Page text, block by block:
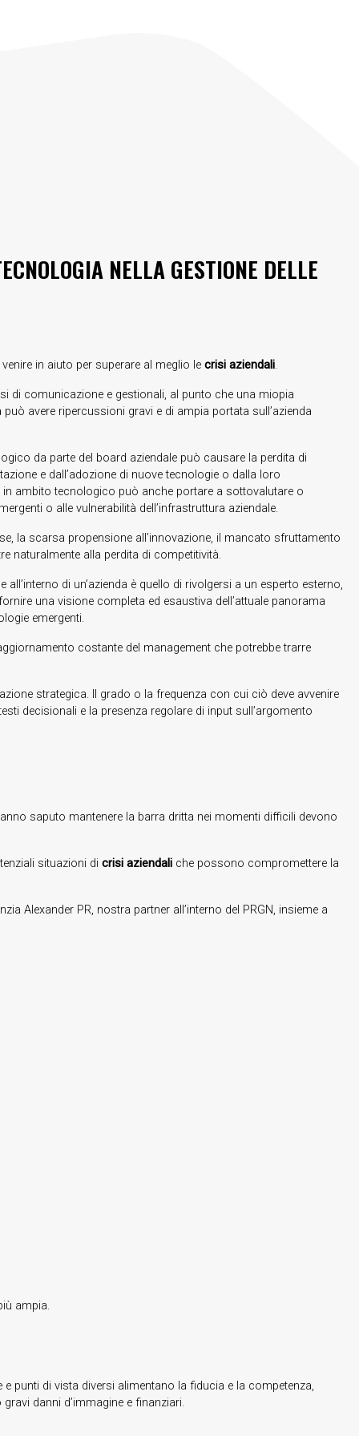
NELLA GESTIONE DELLE
in aiuto per superare al meglio le crisi aziendali.
di comunicazione e gestionali, al punto che una miopia
avere ripercussioni gravi e di ampia portata sull’azienda
da parte del board aziendale può causare la perdita di
e dall’adozione di nuove tecnologie o dalla loro
ambito tecnologico può anche portare a sottovalutare o
o alle vulnerabilità dell’infrastruttura aziendale.
la scarsa propensione all’innovazione, il mancato sfruttamento
naturalmente alla perdita di competitività.
di un’azienda è quello di rivolgersi a un esperto esterno,
una visione completa ed esaustiva dell’attuale panorama
emergenti.
costante del management che potrebbe trarre
strategica. Il grado o la frequenza con cui ciò deve avvenire
decisionali e la presenza regolare di input sull’argomento
saputo mantenere la barra dritta nei momenti difficili devono
situazioni di crisi aziendali che possono compromettere la
Alexander PR, nostra partner all’interno del PRGN, insieme a
ampia.
punti di vista diversi alimentano la fiducia e la competenza,
danni d’immagine e finanziari.